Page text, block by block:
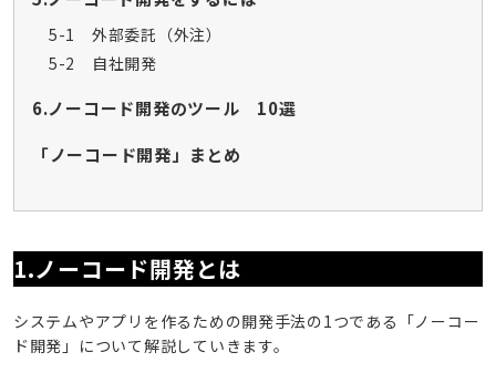
5-1 外部委託（外注）
5-2 自社開発
6.ノーコード開発のツール 10選
「ノーコード開発」まとめ
1.ノーコード開発とは
システムやアプリを作るための開発手法の1つである「ノーコー
ド開発」について解説していきます。